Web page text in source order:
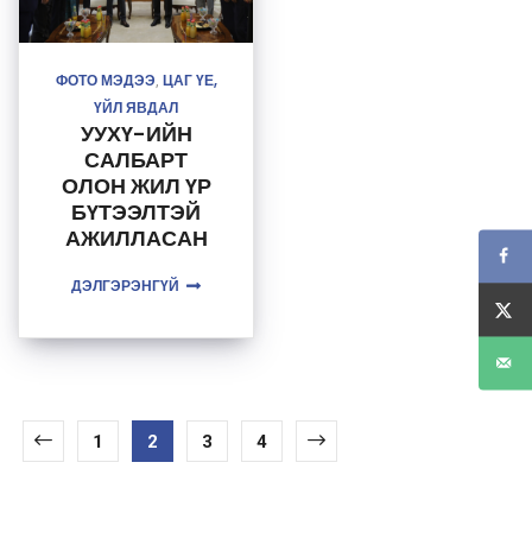
ФОТО МЭДЭЭ ЦАГ ҮЕ,
ҮЙЛ ЯВДАЛ
УУХҮ-ИЙН
САЛБАРТ
ОЛОН ЖИЛ ҮР
БҮТЭЭЛТЭЙ
АЖИЛЛАСАН
ХҮНИЙГ
ОДОН,
ДЭЛГЭРЭНГҮЙ
1 2 3 4